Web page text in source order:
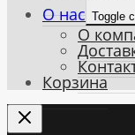
О нас Toggle
О
Корзина